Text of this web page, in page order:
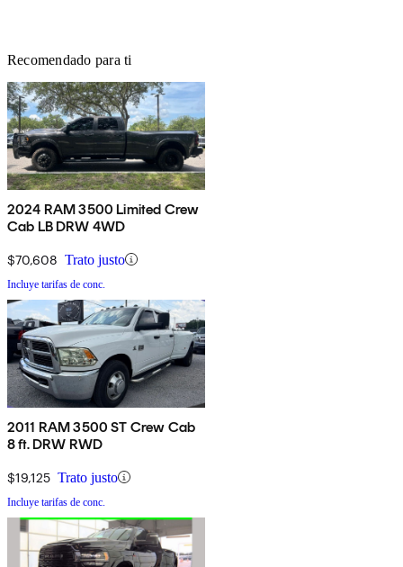
Recomendado para ti
2024 RAM 3500 Limited Crew
Cab LB DRW 4WD
$70,608 Trato justo
Incluye tarifas de conc.
2011 RAM 3500 ST Crew Cab
8 ft. DRW RWD
$19,125 Trato justo
Incluye tarifas de conc.